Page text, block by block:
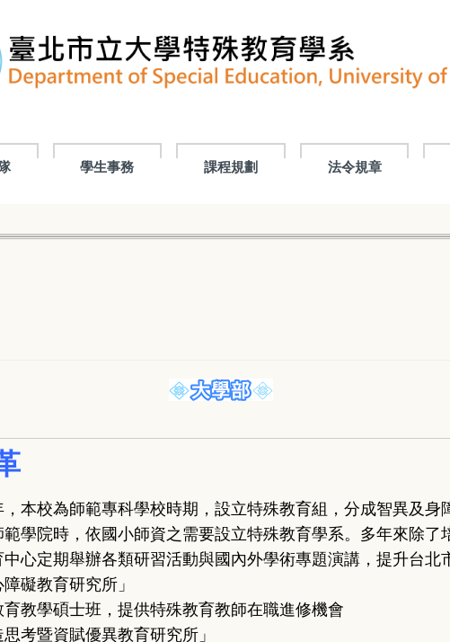
學生事務 課程規劃 法令規章
本校為師範專科學校時期，設立特殊教育組，分成智異及身
學院時，依國小師資之需要設立特殊教育學系。多年來除了
心定期舉辦各類研習活動與國內外學術專題演講，提升台北
礙教育研究所」
教學碩士班，提供特殊教育教師在職進修機會
考暨資賦優異教育研究所」